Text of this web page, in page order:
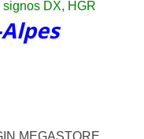
signos DX, HGR